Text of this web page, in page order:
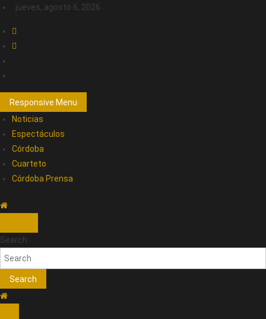
jueves, agosto 6, 2026
Responsive Menu
Noticias
Espectáculos
Córdoba
Cuarteto
Córdoba Prensa
Search
Search